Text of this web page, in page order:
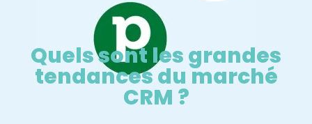
Quels sont les grandes
tendances du marché
CRM ?